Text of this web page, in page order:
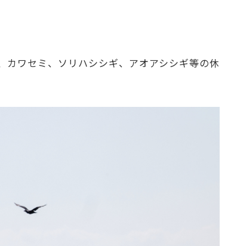
ワセミ、ソリハシシギ、アオアシシギ等の休